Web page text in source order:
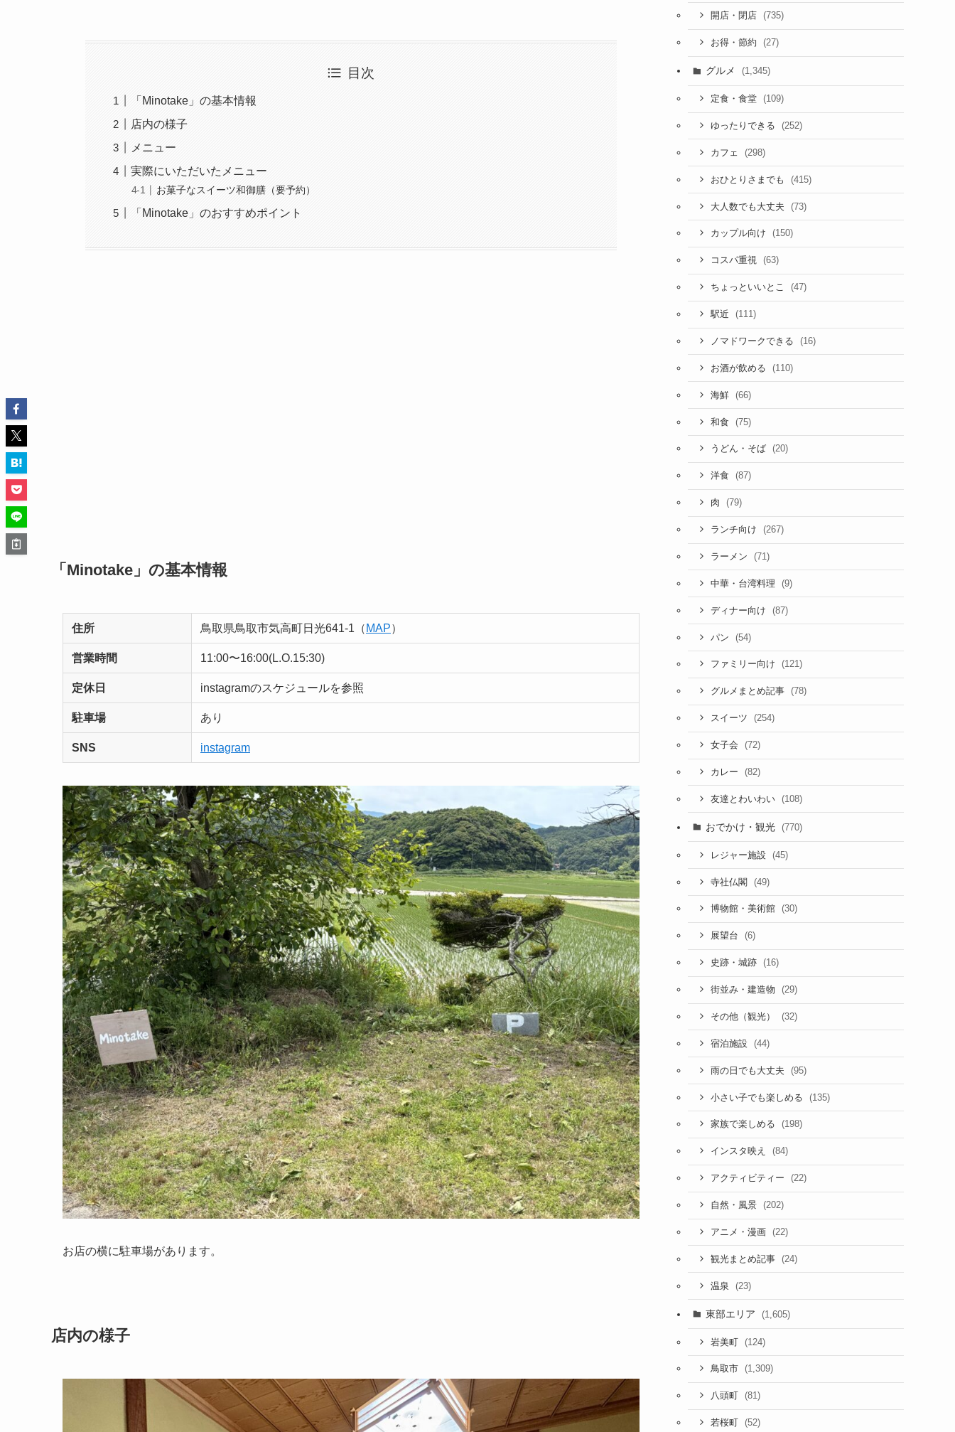
目次
「Minotake」の基本情報
店内の様子
メニュー
実際にいただいたメニュー
お菓子なスイーツ和御膳（要予約）
「Minotake」のおすすめポイント
「Minotake」の基本情報
住所 鳥取県鳥取市気高町日光641-1 （ MAP）
営業時間 11:00〜16:00(L.O.15:30)
定休日 instagramのスケジュールを参照
駐車場 あり
SNS instagram
お店の横に駐車場があります。
店内の様子
開店・閉店 (735)
お得・節約 (27)
グルメ (1,345)
定食・食堂 (109)
ゆったりできる (252)
カフェ (298)
おひとりさまでも (415)
大人数でも大丈夫 (73)
カップル向け (150)
コスパ重視 (63)
ちょっといいとこ (47)
駅近 (111)
ノマドワークできる (16)
お酒が飲める (110)
海鮮 (66)
和食 (75)
うどん・そば (20)
洋食 (87)
肉 (79)
ランチ向け (267)
ラーメン (71)
中華・台湾料理 (9)
ディナー向け (87)
パン (54)
ファミリー向け (121)
グルメまとめ記事 (78)
スイーツ (254)
女子会 (72)
カレー (82)
友達とわいわい (108)
おでかけ・観光 (770)
レジャー施設 (45)
寺社仏閣 (49)
博物館・美術館 (30)
展望台 (6)
史跡・城跡 (16)
街並み・建造物 (29)
その他（観光） (32)
宿泊施設 (44)
雨の日でも大丈夫 (95)
小さい子でも楽しめる (135)
家族で楽しめる (198)
インスタ映え (84)
アクティビティー (22)
自然・風景 (202)
アニメ・漫画 (22)
観光まとめ記事 (24)
温泉 (23)
東部エリア (1,605)
岩美町 (124)
鳥取市 (1,309)
八頭町 (81)
若桜町 (52)